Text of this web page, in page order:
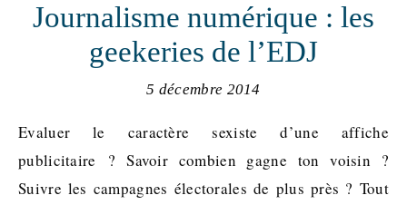
Journalisme numérique : les
geekeries de l’EDJ
5 décembre 2014
Evaluer le caractère sexiste d’une affiche
publicitaire ? Savoir combien gagne ton voisin ?
Suivre les campagnes électorales de plus près ? Tout